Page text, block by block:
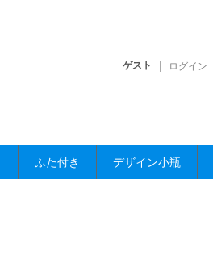
ゲスト ログイン
ふた付き デザイン小瓶